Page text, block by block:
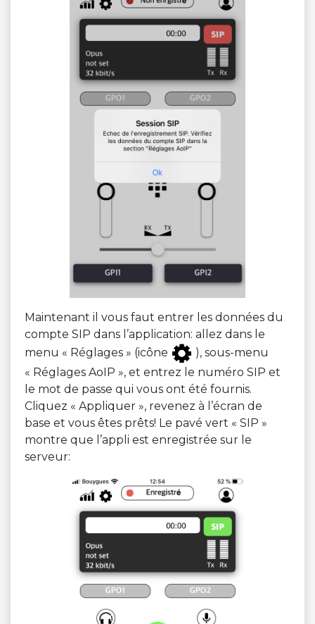
Maintenant il vous faut entrer les données du
compte SIP dans l’application: allez dans le
menu « Réglages » (icône
), sous-menu
« Réglages AoIP », et entrez le numéro SIP et
le mot de passe qui vous ont été fournis.
Cliquez « Appliquer », revenez à l’écran de
base et vous êtes prêts! Le pavé vert « SIP »
montre que l’appli est enregistrée sur le
serveur: